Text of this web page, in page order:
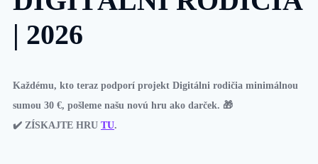
| 2026
Každému, kto teraz podporí projekt Digitálni rodičia minimálnou
sumou 30 €, pošleme našu novú hru ako darček. 🎁
✔️ ZÍSKAJTE HRU TU.